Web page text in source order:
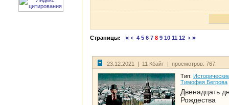
Страницы: 4 5 6 7 8 9 10 11 12
23.12.2021 | 11 Кбайт | просмотров: 767
Тип:
Тимофея Бегрова
Двенадцать
Рождества